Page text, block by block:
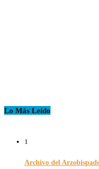
Lo Más Leído
1
Archivo del